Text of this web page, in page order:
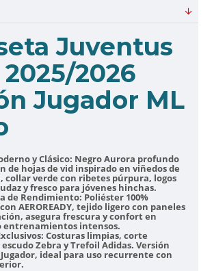
Juventus
2026
Jugador ML
y Clásico: Negro Aurora profundo
de hojas de vid inspirado en viñedos de
collar verde con ribetes púrpura, logos
y fresco para jóvenes hinchas.
de Rendimiento:Poliéster 100%
AEROREADY, tejido ligero con paneles
asegura frescura y confort en
entrenamientos intensos.
Costuras limpias, corte
Zebra y Trefoil Adidas. Versión
ideal para uso recurrente con